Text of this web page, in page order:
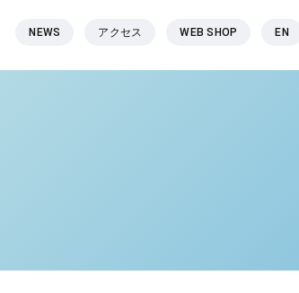
NEWS アクセス WEB SHOP EN